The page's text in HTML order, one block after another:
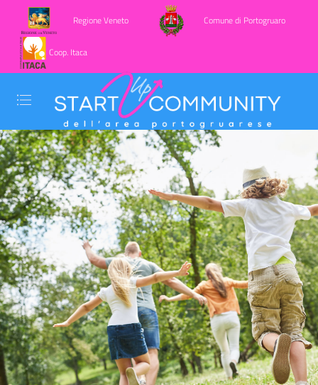
Regione Veneto Comune di Portogruaro
Coop. Itaca